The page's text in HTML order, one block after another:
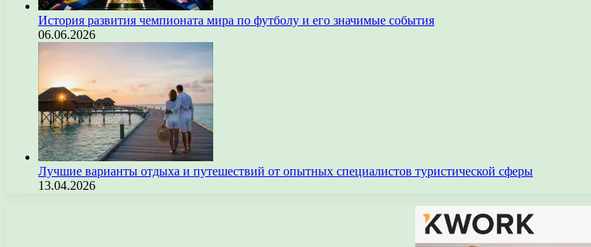
История развития чемпионата мира по футболу и его значимые события
06.06.2026
Лучшие варианты отдыха и путешествий от опытных специалистов туристической сферы
13.04.2026